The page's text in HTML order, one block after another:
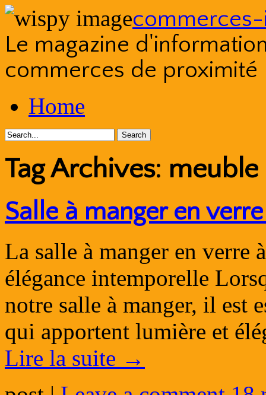
Le magazine
commerces de proximité
to
contentHome
Tag Archives:
Salle à manger en
La salle à manger en verre
élégance intemporelle
notre salle à manger, il est
qui apportent lumière et
Lire la suite →